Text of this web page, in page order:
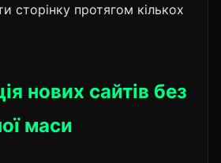
сторінку протягом кількох
нових сайтів без
маси